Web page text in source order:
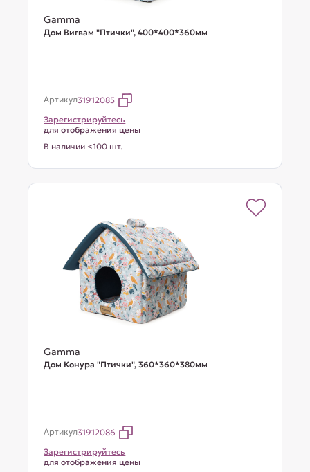
Gamma
Дом Вигвам "Птички", 400*400*360мм
Артикул31912085
Зарегистрируйтесь
для отображения цены
В наличии <100 шт.
Gamma
Дом Конура "Птички", 360*360*380мм
Артикул31912086
Зарегистрируйтесь
для отображения цены